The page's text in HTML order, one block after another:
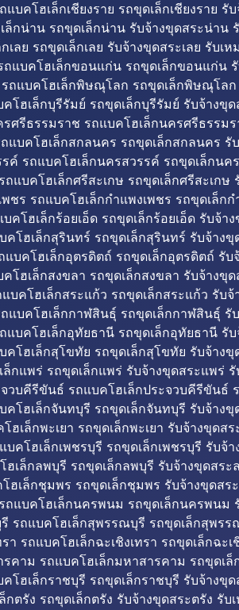
บคโฮเล็กเชียงราย รถขุดเล็กเชียงราย รั
กน่าน รถขุดเล็กน่าน รับจ้างขุดสระน่าน
ลย รถขุดเล็กเลย รับจ้างขุดสระเลย รับเห
แบคโฮเล็กขอนแก่น รถขุดเล็กขอนแก่น
ถแบคโฮเล็กพิษณุโลก รถขุดเล็กพิษณุโล
โฮเล็กบุรีรัมย์ รถขุดเล็กบุรีรัมย์ รับจ้างขุ
ศรีธรรมราช รถแบคโฮเล็กนครศรีธรร
แบคโฮเล็กสกลนคร รถขุดเล็กสกลนคร
ค์ รถแบคโฮเล็กนครสวรรค์ รถขุดเล็กน
แบคโฮเล็กศรีสะเกษ รถขุดเล็กศรีสะเก
ชร รถแบคโฮเล็กกำแพงเพชร รถขุดเล็
คโฮเล็กร้อยเอ็ด รถขุดเล็กร้อยเอ็ด รับจ้า
โฮเล็กสุรินทร์ รถขุดเล็กสุรินทร์ รับจ้าง
บคโฮเล็กอุตรดิตถ์ รถขุดเล็กอุตรดิตถ์ รั
โฮเล็กสงขลา รถขุดเล็กสงขลา รับจ้างขุ
บคโฮเล็กสระแก้ว รถขุดเล็กสระแก้ว รับ
แบคโฮเล็กกาฬสินธุ์ รถขุดเล็กกาฬสินธุ์
บคโฮเล็กอุทัยธานี รถขุดเล็กอุทัยธานี รั
โฮเล็กสุโขทัย รถขุดเล็กสุโขทัย รับจ้าง
กแพร่ รถขุดเล็กแพร่ รับจ้างขุดสระแพร่
วบคีรีขันธ์ รถแบคโฮเล็กประจวบคีรีขัน
โฮเล็กจันทบุรี รถขุดเล็กจันทบุรี รับจ้าง
ฮเล็กพะเยา รถขุดเล็กพะเยา รับจ้างขุดส
คโฮเล็กเพชรบุรี รถขุดเล็กเพชรบุรี รับจ้
เล็กลพบุรี รถขุดเล็กลพบุรี รับจ้างขุดสร
ฮเล็กชุมพร รถขุดเล็กชุมพร รับจ้างขุดส
แบคโฮเล็กนครพนม รถขุดเล็กนครพนม
รถแบคโฮเล็กสุพรรณบุรี รถขุดเล็กสุพร
า รถแบคโฮเล็กฉะเชิงเทรา รถขุดเล็กฉะ
คาม รถแบคโฮเล็กมหาสารคาม รถขุด
โฮเล็กราชบุรี รถขุดเล็กราชบุรี รับจ้างขุ
ตรัง รถขุดเล็กตรัง รับจ้างขุดสระตรัง รับ